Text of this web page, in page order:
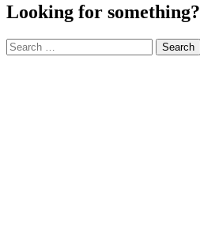
Looking for something?
Search